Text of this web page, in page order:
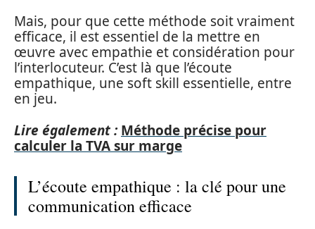
Mais, pour que cette méthode soit vraiment
efficace, il est essentiel de la mettre en
œuvre avec empathie et considération pour
l’interlocuteur. C’est là que l’écoute
empathique, une soft skill essentielle, entre
en jeu.
Lire également : Méthode précise pour
calculer la TVA sur marge
L’écoute empathique : la clé pour une
communication efficace